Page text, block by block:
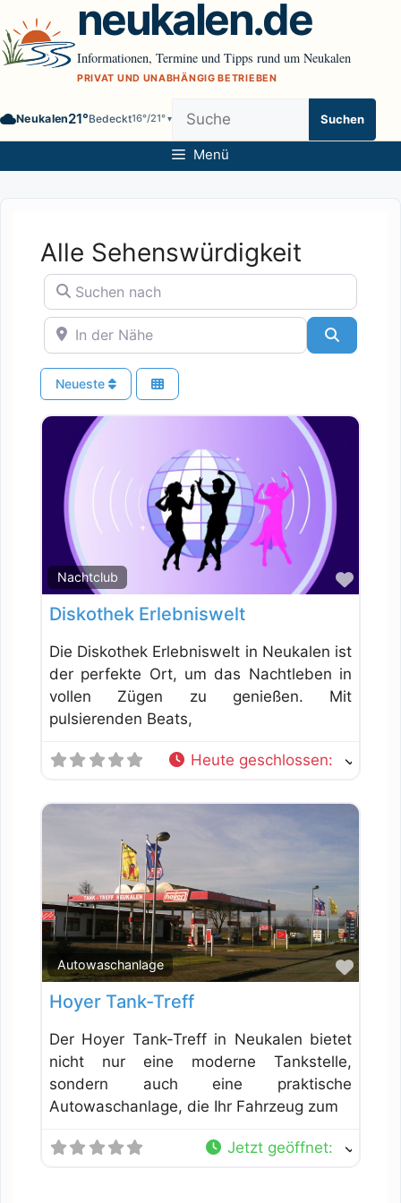
Inhalt
springen
neukalen.de
Informationen, Termine und Tipps rund um Neukalen
PRIVAT UND UNABHÄNGIG BETRIEBEN
Neukalen21°Bedeckt16°/21°▾
Website
durchsuchen
Suchen
Menü
Alle Sehenswürdigkeit
Suchen nach
In der Nähe
Neueste
Nachtclub
Diskothek Erlebniswelt
Die Diskothek Erlebniswelt in Neukalen ist
der perfekte Ort, um das Nachtleben in
vollen Zügen zu genießen. Mit
pulsierenden Beats,
Heute geschlossen:
Autowaschanlage
Hoyer Tank-Treff
Der Hoyer Tank-Treff in Neukalen bietet
nicht nur eine moderne Tankstelle,
sondern auch eine praktische
Autowaschanlage, die Ihr Fahrzeug zum
Jetzt geöffnet: